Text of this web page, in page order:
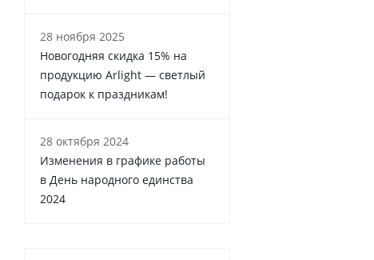
28 ноября 2025
Новогодняя скидка 15% на
продукцию Arlight — светлый
подарок к праздникам!
28 октября 2024
Изменения в графике работы
в День народного единства
2024